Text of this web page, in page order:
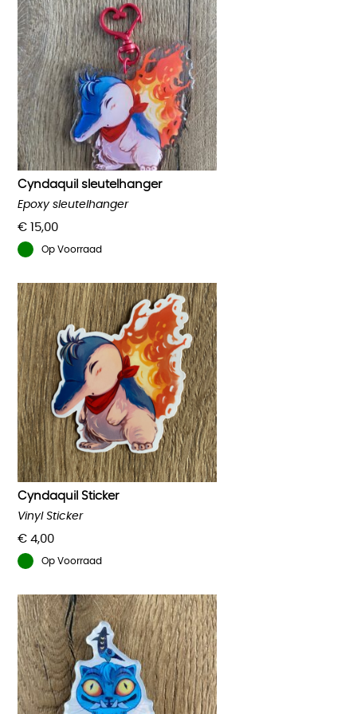
Cyndaquil sleutelhanger
€ 15,00
Epoxy sleutelhanger
Op Voorraad
Cyndaquil Sticker
€ 4,00
Vinyl Sticker
Op Voorraad